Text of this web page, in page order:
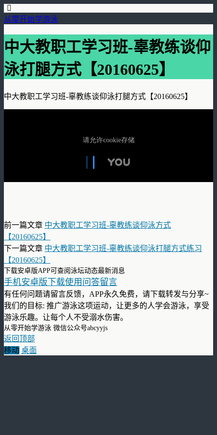
从零开始学游泳
中大教职工学习班-辜教练谈仰
泳打腿方式【20160625】
中大教职工学习班-辜教练谈仰泳打腿方式【20160625】
前一篇文章 中大教职工学习班-辜教练谈仰泳方式
【20160625】
下一篇文章 中大教职工学习班-辜教练谈仰泳打腿方式练习
【20160625】
下载安卓版APP可查阅泳坛动态最新消息
手机安卓版下载使用问答留言
有任何问题请留言反馈，APP永久免费，请下载转发与分享~
我们的目标: 推广游泳这项运动，让更多的人学会游泳，享受
游泳乐趣。让每个人不受溺水伤害。
从零开始学游泳 微信公众号abcyyjs
返回顶部
移动 桌面